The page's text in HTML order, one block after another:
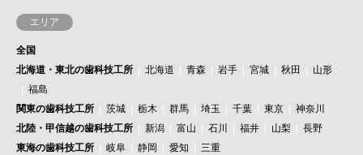
エリア
全国
北海道・東北の歯科技工所
北海道 青森 岩手 宮城 秋田
山形
福島
関東の歯科技工所
茨城 栃木 群馬 埼玉 千葉 東京
神奈川
北陸・甲信越の歯科技工所
新潟 富山 石川 福井 山梨
長野
東海の歯科技工所
岐阜 静岡 愛知
三重